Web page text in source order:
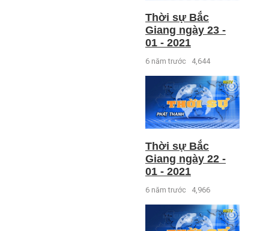
Thời sự Bắc
Giang ngày 23 -
01 - 2021
6 năm trước 4,644
Thời sự Bắc
Giang ngày 22 -
01 - 2021
6 năm trước 4,966